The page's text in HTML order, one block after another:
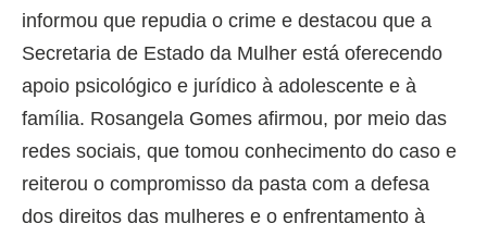
informou que repudia o crime e destacou que a
Secretaria de Estado da Mulher está oferecendo
apoio psicológico e jurídico à adolescente e à
família. Rosangela Gomes afirmou, por meio das
redes sociais, que tomou conhecimento do caso e
reiterou o compromisso da pasta com a defesa
dos direitos das mulheres e o enfrentamento à